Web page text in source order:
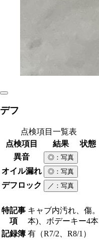
デフ
点検項目一覧表
点検項目
結果
状態
異音
◎ ：写真
オイル漏れ ◎ ：写真
デフロック ／ ：写真
特記事
項
キャブ内汚れ、傷
本)、ボデーキー4本
記録簿 有（R7/2、R8/1）